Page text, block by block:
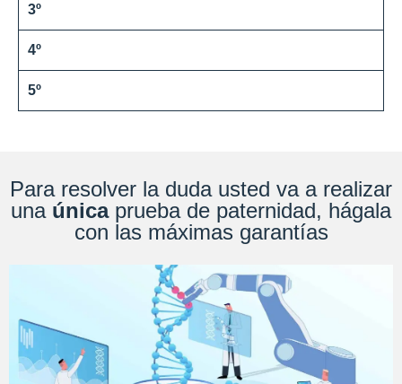
3º
4º
5º
Para resolver la duda usted va a realizar
una únicaprueba de paternidad, hágala
con las máximas garantías